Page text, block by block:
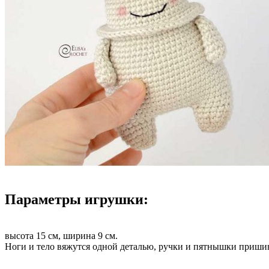
Параметры игрушки:
высота 15 см, ширина 9 см.
Ноги и тело вяжутся одной деталью, ручки и пятнышки